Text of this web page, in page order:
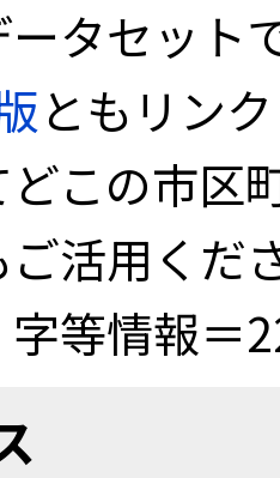
タセット
ともリン
この市区
活用くだ
等情報＝